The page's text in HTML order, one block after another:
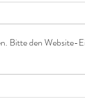
Bitte den Website-